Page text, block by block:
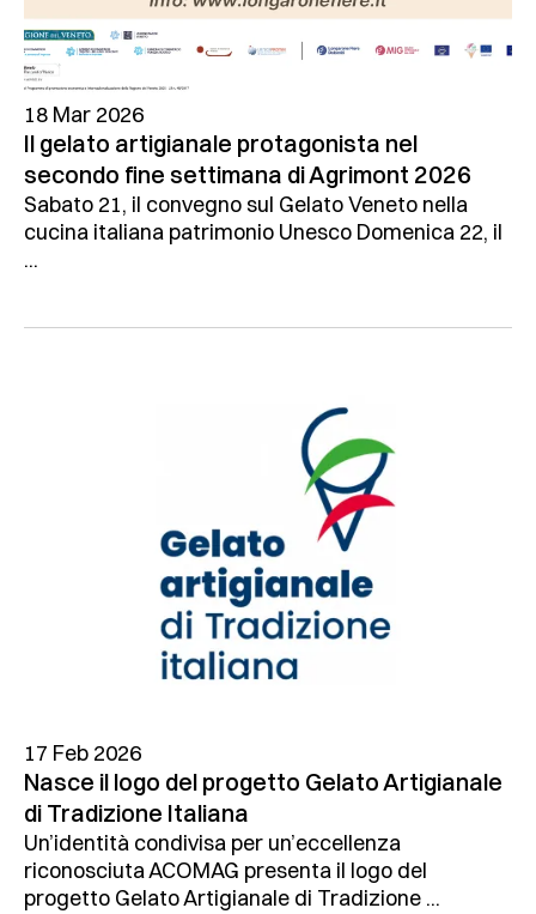
18 Mar 2026
Il gelato artigianale protagonista nel
secondo fine settimana di Agrimont 2026
Sabato 21, il convegno sul Gelato Veneto nella
cucina italiana patrimonio Unesco Domenica 22, il
...
17 Feb 2026
Nasce il logo del progetto Gelato Artigianale
di Tradizione Italiana
Un’identità condivisa per un’eccellenza
riconosciuta ACOMAG presenta il logo del
progetto Gelato Artigianale di Tradizione ...